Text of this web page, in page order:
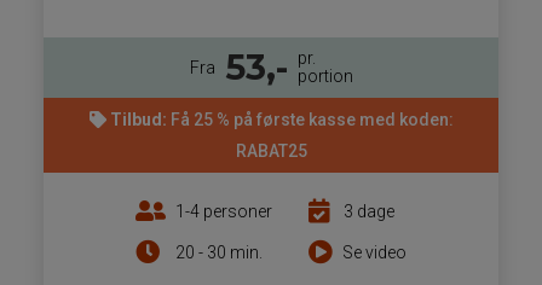
Fra 53,-
pr.
portion
Tilbud: Få 25 % på første kasse med koden:
RABAT25
1-4 personer
20 - 30 min.
3 dage
Se video